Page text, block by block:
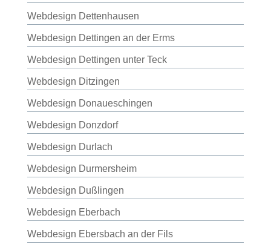
Webdesign Dettenhausen
Webdesign Dettingen an der Erms
Webdesign Dettingen unter Teck
Webdesign Ditzingen
Webdesign Donaueschingen
Webdesign Donzdorf
Webdesign Durlach
Webdesign Durmersheim
Webdesign Dußlingen
Webdesign Eberbach
Webdesign Ebersbach an der Fils